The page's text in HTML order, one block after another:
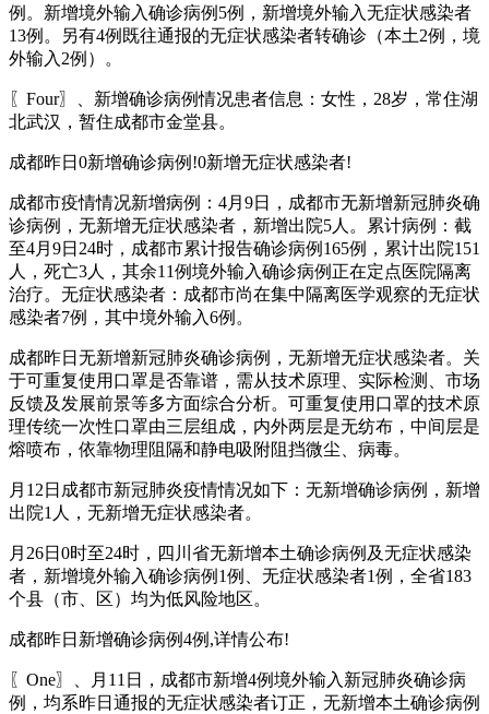
例。新增境外输入确诊病例5例，新增境外输入无症状感染者
13例。另有4例既往通报的无症状感染者转确诊（本土2例，境
外输入2例）。
〖Four〗、新增确诊病例情况患者信息：女性，28岁，常住湖
北武汉，暂住成都市金堂县。
成都昨日0新增确诊病例!0新增无症状感染者!
成都市疫情情况新增病例：4月9日，成都市无新增新冠肺炎确
诊病例，无新增无症状感染者，新增出院5人。累计病例：截
至4月9日24时，成都市累计报告确诊病例165例，累计出院151
人，死亡3人，其余11例境外输入确诊病例正在定点医院隔离
治疗。无症状感染者：成都市尚在集中隔离医学观察的无症状
感染者7例，其中境外输入6例。
成都昨日无新增新冠肺炎确诊病例，无新增无症状感染者。关
于可重复使用口罩是否靠谱，需从技术原理、实际检测、市场
反馈及发展前景等多方面综合分析。可重复使用口罩的技术原
理传统一次性口罩由三层组成，内外两层是无纺布，中间层是
熔喷布，依靠物理阻隔和静电吸附阻挡微尘、病毒。
月12日成都市新冠肺炎疫情情况如下：无新增确诊病例，新增
出院1人，无新增无症状感染者。
月26日0时至24时，四川省无新增本土确诊病例及无症状感染
者，新增境外输入确诊病例1例、无症状感染者1例，全省183
个县（市、区）均为低风险地区。
成都昨日新增确诊病例4例,详情公布!
〖One〗、月11日，成都市新增4例境外输入新冠肺炎确诊病
例，均系昨日通报的无症状感染者订正，无新增本土确诊病例